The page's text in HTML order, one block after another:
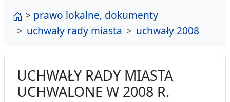
strona główna
> prawo lokalne, dokumenty
uchwały rady miasta
uchwały 2008
UCHWAŁY RADY MIASTA
UCHWALONE W 2008 R.